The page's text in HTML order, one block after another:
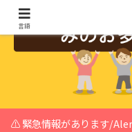
⚠️ 緊急情報があります/
言語